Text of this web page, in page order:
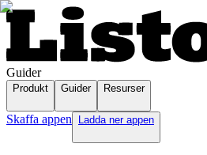
Guider
Produkt Guider Resurser
Skaffa appen Ladda ner appen